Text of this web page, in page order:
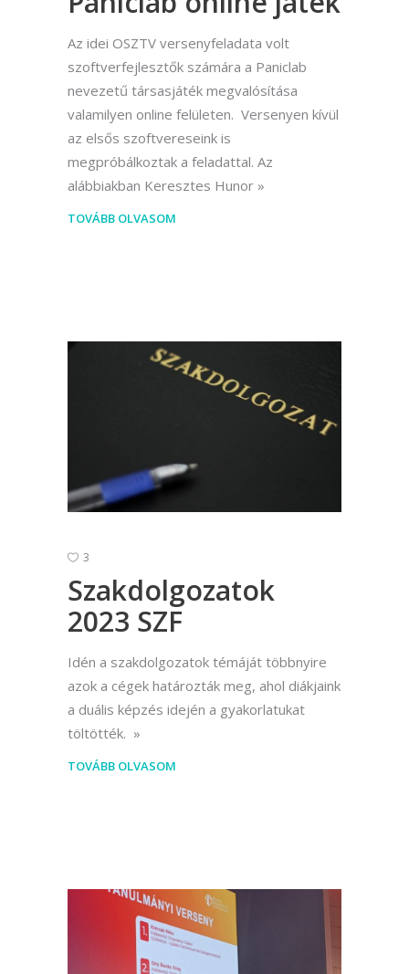
Az idei OSZTV versenyfeladata volt
szoftverfejlesztők számára a Paniclab
nevezetű társasjáték megvalósítása
valamilyen online felületen. Versenyen kívül
az elsős szoftvereseink is
megpróbálkoztak a feladattal. Az
alábbiakban Keresztes Hunor
TOVÁBB OLVASOM
3
Szakdolgozatok
2023 SZF
Idén a szakdolgozatok témáját többnyire
azok a cégek határozták meg, ahol diákjaink
a duális képzés idején a gyakorlatukat
töltötték.
TOVÁBB OLVASOM